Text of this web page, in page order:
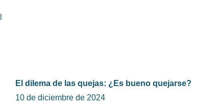
El dilema de las quejas: ¿Es bueno quejarse?
10 de diciembre de 2024